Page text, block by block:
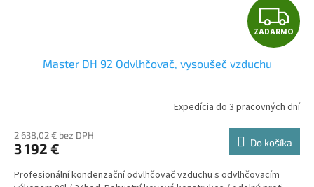
Z
A
A
R
M
ZADARMO
Master DH 92 Odvlhčovač, vysoušeč vzduchu
Expedícia do 3 pracovných dní
2 638,02 € bez DPH
3 192 € Do košíka
Profesionální kondenzační odvlhčovač vzduchu s odvlhčovacím